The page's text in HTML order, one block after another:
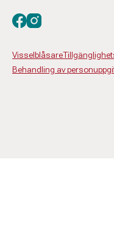
Visselblåsare
Behandling av
Besök oss på facebook
Besök oss på